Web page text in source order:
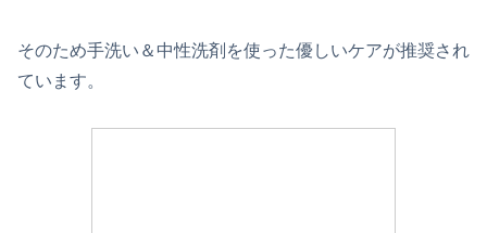
そのため手洗い＆中性洗剤を使った優しいケアが推奨され
ています。